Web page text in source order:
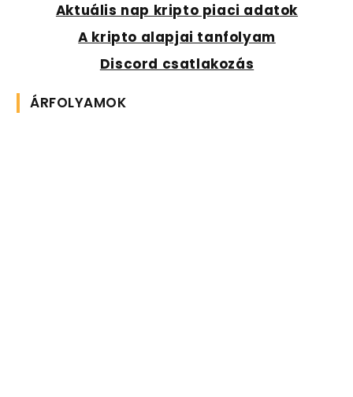
Aktuális nap kripto piaci adatok
A kripto alapjai tanfolyam
Discord csatlakozás
ÁRFOLYAMOK